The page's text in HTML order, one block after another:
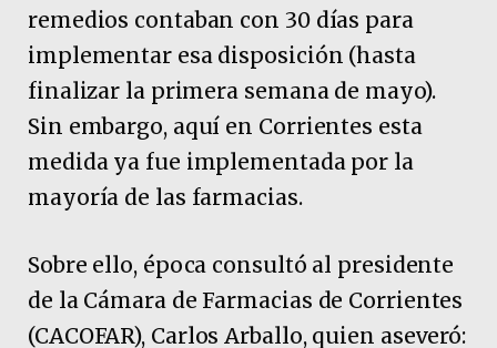
remedios contaban con 30 días para
implementar esa disposición (hasta
finalizar la primera semana de mayo).
Sin embargo, aquí en Corrientes esta
medida ya fue implementada por la
mayoría de las farmacias.
Sobre ello, época consultó al presidente
de la Cámara de Farmacias de Corrientes
(CACOFAR), Carlos Arballo, quien aseveró: